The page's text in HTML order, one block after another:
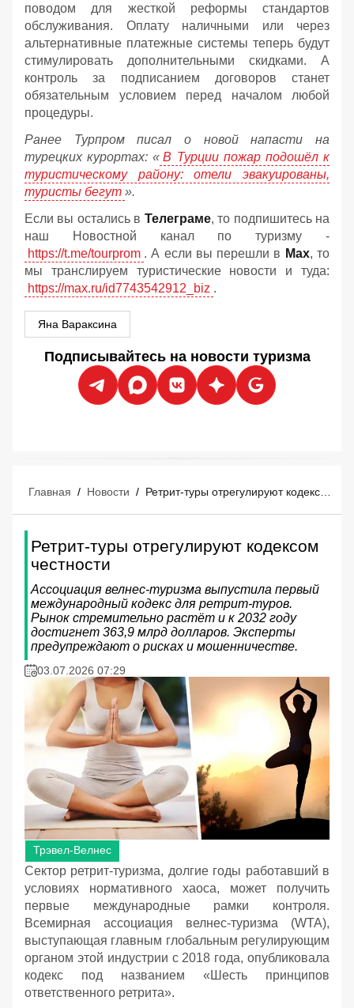
поводом для жесткой реформы стандартов
обслуживания. Оплату наличными или через
альтернативные платежные системы теперь будут
стимулировать дополнительными скидками. А
контроль за подписанием договоров станет
обязательным условием перед началом любой
процедуры.
Ранее Турпром писал о новой напасти на
турецких курортах: « В Турции пожар подошёл к
туристическому району: отели эвакуированы,
туристы бегут ».
Если вы остались в Телеграме, то подпишитесь на
наш Новостной канал по туризму -
https://t.me/tourprom . А если вы перешли в Мах, то
мы транслируем туристические новости и туда:
https://max.ru/id7743542912_biz .
Яна Вараксина
Подписывайтесь на новости туризма
Главная / Новости /
Ретрит-туры отрегулируют кодексом
честности
Ассоциация велнес-туризма выпустила первый
международный кодекс для ретрит-туров.
Рынок стремительно растёт и к 2032 году
достигнет 363,9 млрд долларов. Эксперты
предупреждают о рисках и мошенничестве.
03.07.2026 07:29
Трэвел-Велнес
Сектор ретрит-туризма, долгие годы работавший в
условиях нормативного хаоса, может получить
первые международные рамки контроля.
Всемирная ассоциация велнес-туризма (WTA),
выступающая главным глобальным регулирующим
органом этой индустрии с 2018 года, опубликовала
кодекс под названием «Шесть принципов
ответственного ретрита».